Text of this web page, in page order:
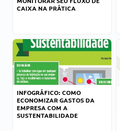
CAIXA NA PRÁTICA
INFOGRÁFICO: COMO
ECONOMIZAR GASTOS DA
EMPRESA COM A
SUSTENTABILIDADE